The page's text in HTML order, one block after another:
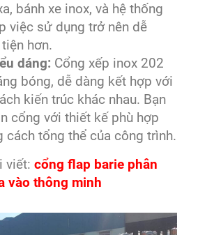
bánh xe inox, và hệ thống
việc sử dụng trở nên dễ
hơn.
dáng: Cổng xếp inox 202
bóng, dễ dàng kết hợp với
kiến trúc khác nhau. Bạn
cổng với thiết kế phù hợp
cách tổng thể của công trình.
viết: cổng flap barie phân
vào thông minh